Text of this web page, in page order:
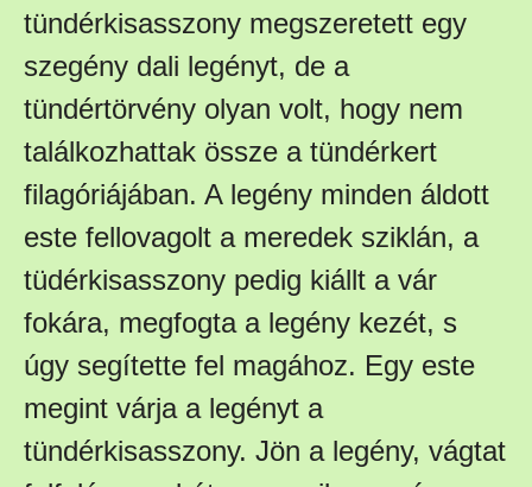
tündérkisasszony megszeretett egy
szegény dali legényt, de a
tündértörvény olyan volt, hogy nem
találkozhattak össze a tündérkert
filagóriájában. A legény minden áldott
este fellovagolt a meredek sziklán, a
tüdérkisasszony pedig kiállt a vár
fokára, megfogta a legény kezét, s
úgy segítette fel magához. Egy este
megint várja a legényt a
tündérkisasszony. Jön a legény, vágtat